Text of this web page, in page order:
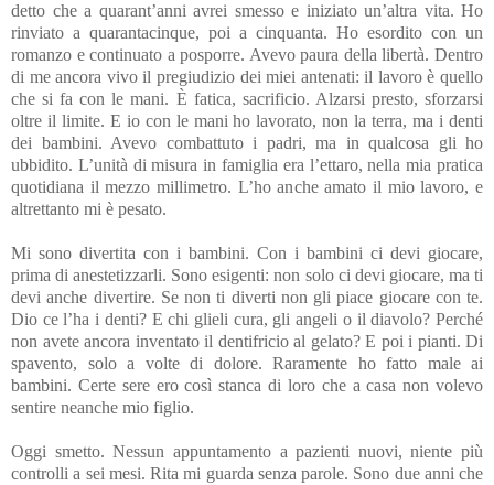
detto che a quarant’anni avrei smesso e iniziato un’altra vita. Ho
rinviato a quarantacinque, poi a cinquanta. Ho esordito con un
romanzo e continuato a posporre. Avevo paura della libertà. Dentro
di me ancora vivo il pregiudizio dei miei antenati: il lavoro è quello
che si fa con le mani. È fatica, sacrificio. Alzarsi presto, sforzarsi
oltre il limite. E io con le mani ho lavorato, non la terra, ma i denti
dei bambini. Avevo combattuto i padri, ma in qualcosa gli ho
ubbidito. L’unità di misura in famiglia era l’ettaro, nella mia pratica
quotidiana il mezzo millimetro. L’ho anche amato il mio lavoro, e
altrettanto mi è pesato.
Mi sono divertita con i bambini. Con i bambini ci devi giocare,
prima di anestetizzarli. Sono esigenti: non solo ci devi giocare, ma ti
devi anche divertire. Se non ti diverti non gli piace giocare con te.
Dio ce l’ha i denti? E chi glieli cura, gli angeli o il diavolo? Perché
non avete ancora inventato il dentifricio al gelato? E poi i pianti. Di
spavento, solo a volte di dolore. Raramente ho fatto male ai
bambini. Certe sere ero così stanca di loro che a casa non volevo
sentire neanche mio figlio.
Oggi smetto. Nessun appuntamento a pazienti nuovi, niente più
controlli a sei mesi. Rita mi guarda senza parole. Sono due anni che